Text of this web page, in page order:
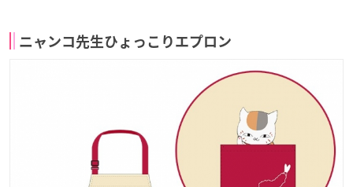
ニャンコ先生ひょっこりエプロン